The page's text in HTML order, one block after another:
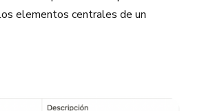
elementos centrales de un